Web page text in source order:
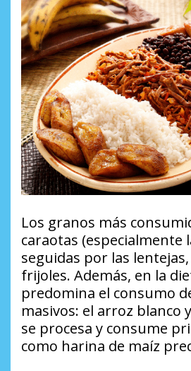
Los granos más
caraotas (especialmente
seguidas por las
frijoles. Además, en la
predomina el consumo
masivos: el arroz blanco
se procesa y consume
como harina de maíz